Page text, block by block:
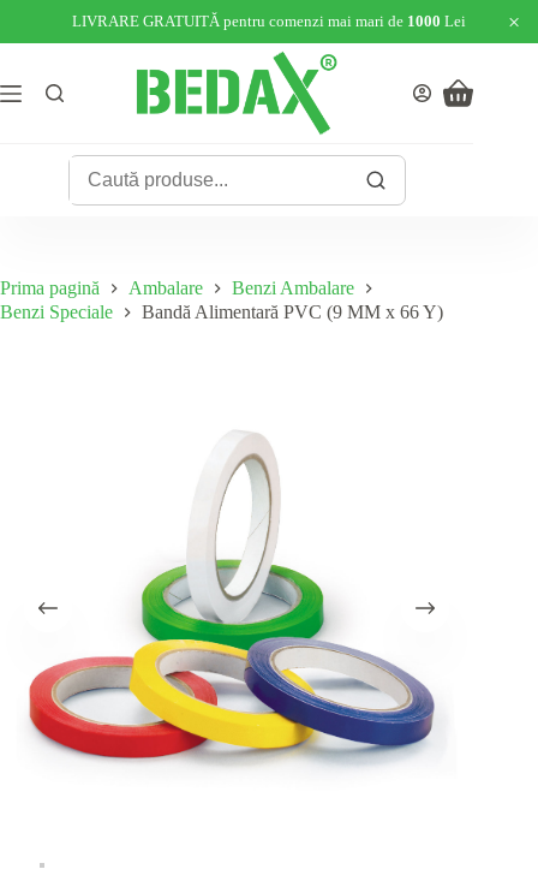
LIVRARE GRATUITĂ pentru comenzi mai mari de 1000 Lei ×
conținut
Coș
Prima pagină Ambalare
Benzi Ambalare
Benzi Speciale
Bandă Alimentară PVC (9 MM x 66 Y)